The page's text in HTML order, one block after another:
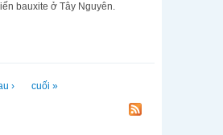
bauxite ở Tây Nguyên.
› cuối »